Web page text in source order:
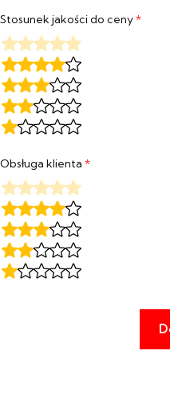
Stosunek jakości do ceny*
Obsługa klienta *